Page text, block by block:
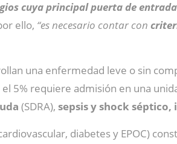
cuya principal puerta de
ello, “es necesario contar con
una enfermedad leve o sin
requiere admisión en una
(SDRA), sepsis y shock
diabetes y EPOC)